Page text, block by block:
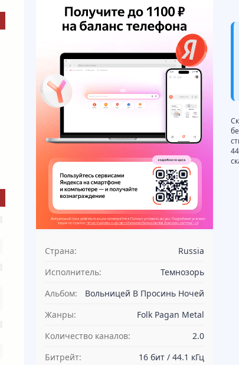
Страна:
Russia
Исполнитель:
Темнозорь
Альбом:
Вольницей В Просинь Ночей
Жанры:
Folk Pagan Metal
Количество каналов:
2.0
Битрейт:
16 бит / 44.1 кГц